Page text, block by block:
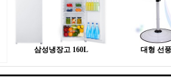
삼성냉장고 160L 대형 선풍